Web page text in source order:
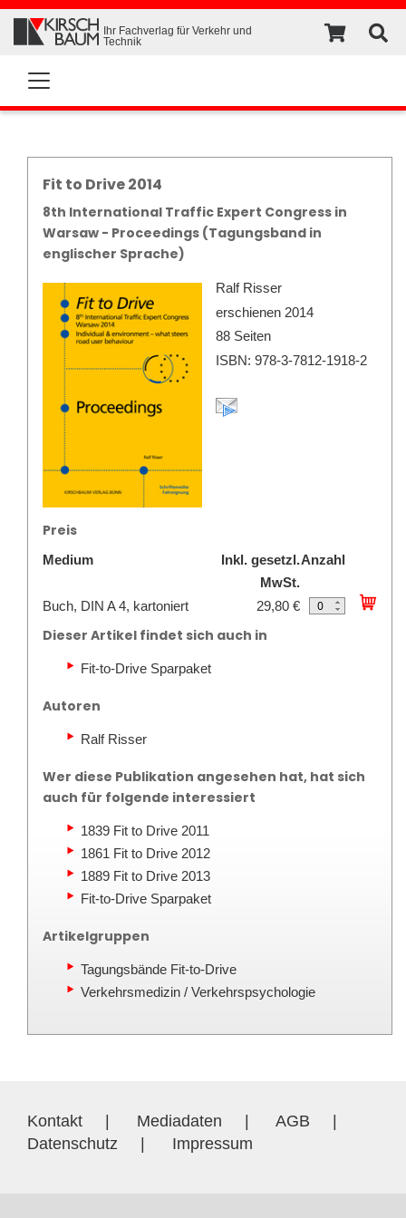
Ihr Fachverlag für Verkehr und
Technik
Fit to Drive 2014
8th International Traffic Expert Congress in
Warsaw - Proceedings (Tagungsband in
englischer Sprache)
Ralf Risser
erschienen 2014
88 Seiten
ISBN: 978-3-7812-1918-2
Preis
Medium
Inkl. gesetzl.
MwSt.
Anzahl
Buch, DIN A 4, kartoniert 29,80 €
Dieser Artikel findet sich auch in
Fit-to-Drive Sparpaket
Autoren
Ralf Risser
Wer diese Publikation angesehen hat, hat sich
auch für folgende interessiert
1839 Fit to Drive 2011
1861 Fit to Drive 2012
1889 Fit to Drive 2013
Fit-to-Drive Sparpaket
Artikelgruppen
Tagungsbände Fit-to-Drive
Verkehrsmedizin / Verkehrspsychologie
Kontakt Mediadaten AGB
Datenschutz
Impressum